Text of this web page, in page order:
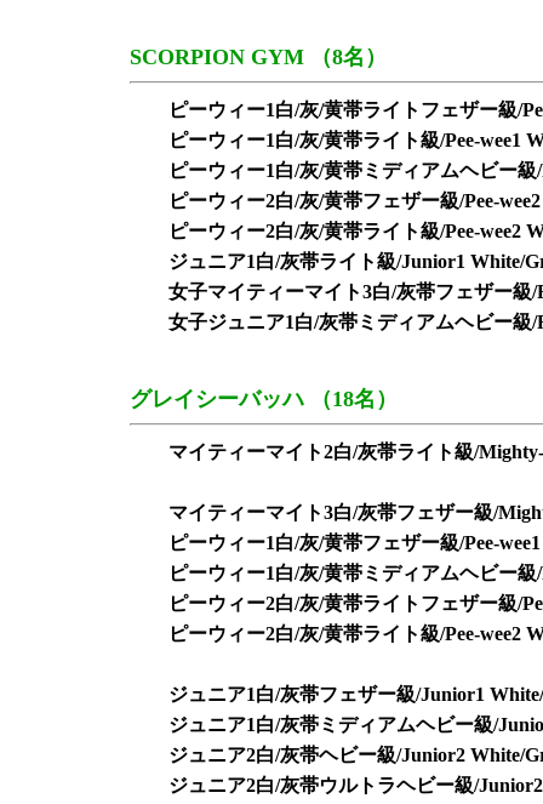
SCORPION GYM （8名）
ピーウィー1白/灰/黄帯ライトフェザー級/
ピーウィー1白/灰/黄帯ライト級/Pee-wee1
ピーウィー1白/灰/黄帯ミディアムヘビー級/
ピーウィー2白/灰/黄帯フェザー級/Pee-wee2
ピーウィー2白/灰/黄帯ライト級/Pee-wee2
ジュニア1白/灰帯ライト級/Junior1 White/
女子マイティーマイト3白/灰帯フェザー級/
女子ジュニア1白/灰帯ミディアムヘビー級/
グレイシーバッハ （18名）
マイティーマイト2白/灰帯ライト級/Mighty-
マイティーマイト3白/灰帯フェザー級/
ピーウィー1白/灰/黄帯フェザー級/Pee-wee1
ピーウィー1白/灰/黄帯ミディアムヘビー級/
ピーウィー2白/灰/黄帯ライトフェザー級/
ピーウィー2白/灰/黄帯ライト級/Pee-wee2
ジュニア1白/灰帯フェザー級/Junior1 White/
ジュニア1白/灰帯ミディアムヘビー級/
ジュニア2白/灰帯ヘビー級/Junior2 White/
ジュニア2白/灰帯ウルトラヘビー級/Junior2